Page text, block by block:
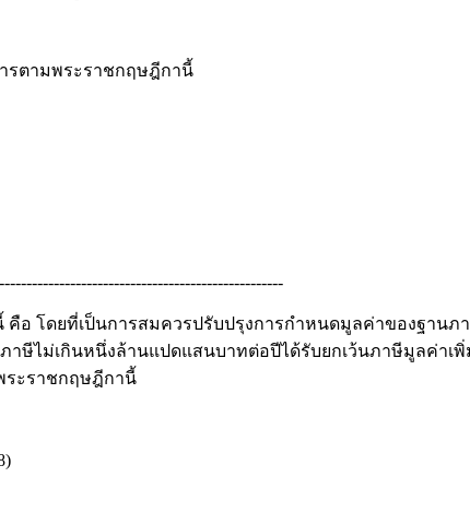
รตามพระราชกฤษฎีกานี้
อ โดยที่เป็นการสมควรปรับปรุงการกำหนดมูลค่าของฐานภ
ษีไม่เกินหนึ่งล้านแปดแสนบาทต่อปีได้รับยกเว้นภาษีมูลค่าเ
ระราชกฤษฎีกานี้